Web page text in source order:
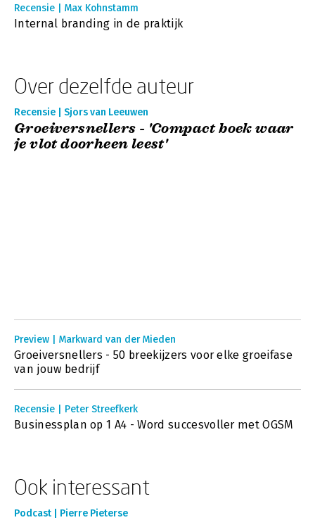
Recensie | Max Kohnstamm
Internal branding in de praktijk
Over dezelfde auteur
Recensie | Sjors van Leeuwen
Groeiversnellers - 'Compact boek waar
je vlot doorheen leest'
Preview | Markward van der Mieden
Groeiversnellers - 50 breekijzers voor elke groeifase
van jouw bedrijf
Recensie | Peter Streefkerk
Businessplan op 1 A4 - Word succesvoller met OGSM
Ook interessant
Podcast | Pierre Pieterse